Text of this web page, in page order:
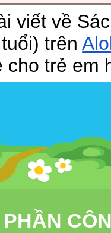
viết về
trên
cho trẻ em